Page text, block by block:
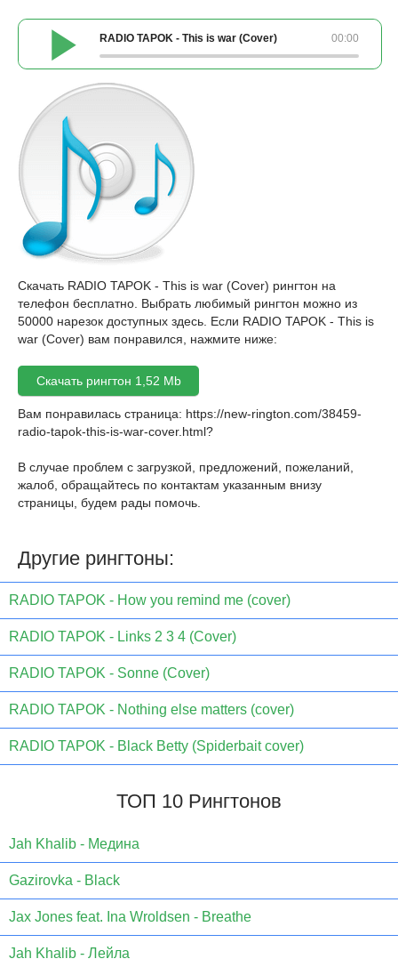
00:00
RADIO TAPOK - This is war (Cover)
Скачать RADIO TAPOK - This is war (Cover) рингтон на
телефон бесплатно. Выбрать любимый рингтон можно из
50000 нарезок доступных здесь. Если RADIO TAPOK - This is
war (Cover) вам понравился, нажмите ниже:
Скачать рингтон 1,52 Mb
Вам понравилась страница: https://new-rington.com/38459-
radio-tapok-this-is-war-cover.html?
В случае проблем с загрузкой, предложений, пожеланий,
жалоб, обращайтесь по контактам указанным внизу
страницы, будем рады помочь.
Другие рингтоны:
RADIO TAPOK - How you remind me (cover)
RADIO TAPOK - Links 2 3 4 (Cover)
RADIO TAPOK - Sonne (Cover)
RADIO TAPOK - Nothing else matters (cover)
RADIO TAPOK - Black Betty (Spiderbait cover)
ТОП 10 Рингтонов
Jаh Khаlib - Медина
Gazirovka - Black
Jax Jones feat. Ina Wroldsen - Breathe
Jah Khalib - Лейла